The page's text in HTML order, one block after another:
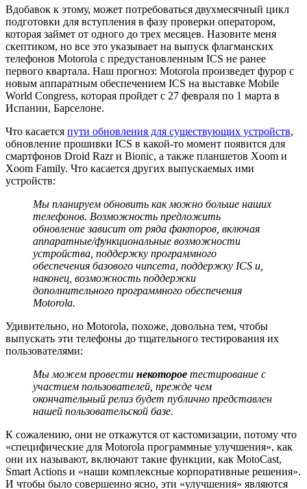
Вдобавок к этому, может потребоваться двухмесячный цикл
подготовки для вступления в фазу проверки оператором,
которая займет от одного до трех месяцев. Назовите меня
скептиком, но все это указывает на выпуск флагманских
телефонов Motorola с предустановленным ICS не ранее
первого квартала. Наш прогноз: Motorola произведет фурор с
новым аппаратным обеспечением ICS на выставке Mobile
World Congress, которая пройдет с 27 февраля по 1 марта в
Испании, Барселоне.
Что касается пути обновления для существующих устройств,
обновление прошивки ICS в какой-то момент появится для
смартфонов Droid Razr и Bionic, а также планшетов Xoom и
Xoom Family. Что касается других выпускаемых ими
устройств:
Мы планируем обновить как можно больше наших
телефонов. Возможность предложить
обновление зависит от ряда факторов, включая
аппаратные/функциональные возможности
устройства, поддержку программного
обеспечения базового чипсета, поддержку ICS и,
наконец, возможность поддержки
дополнительного программного обеспечения
Motorola.
Удивительно, но Motorola, похоже, довольна тем, чтобы
выпускать эти телефоны до тщательного тестирования их
пользователями:
Мы можем провести некоторое тестирование с
участием пользователей, прежде чем
окончательный релиз будет публично представлен
нашей пользовательской базе.
К сожалению, они не откажутся от кастомизации, потому что
«специфические для Motorola программные улучшения», как
они их называют, включают такие функции, как MotoCast,
Smart Actions и «наши комплексные корпоративные решения».
И чтобы было совершенно ясно, эти «улучшения» являются